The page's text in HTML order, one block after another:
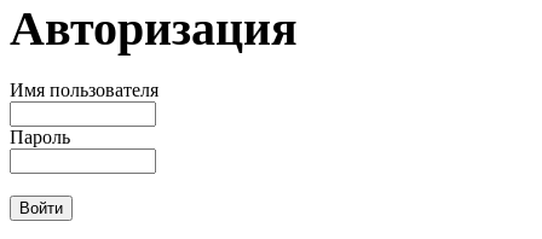
Авторизация
Имя пользователя
Пароль